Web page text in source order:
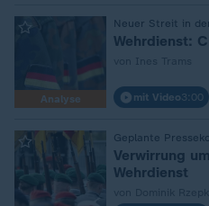
Analyse
Neuer Streit in
Wehrdienst:
mit Video3:00
Geplante
Verwirrung
Wehrdienst